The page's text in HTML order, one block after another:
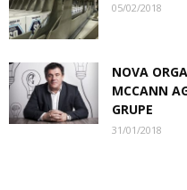
05/02/2018
NOVA
MCCANN
GRUPE
31/01/2018